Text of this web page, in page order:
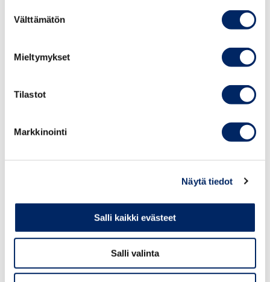
valinta
Välttämätön
Mieltymykset
Tilastot
Markkinointi
Näytä tiedot
Salli kaikki evästeet
Salli valinta
TALOUS- JA HALLINTOJOHTAJA
yvonne.backas@chamber.fi
+358 50 382 1045